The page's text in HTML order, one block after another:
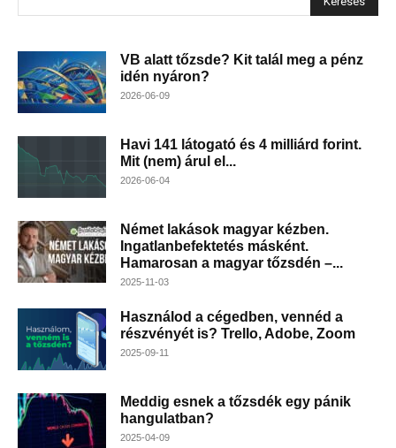
VB alatt tőzsde? Kit talál meg a pénz
idén nyáron?
2026-06-09
Havi 141 látogató és 4 milliárd forint.
Mit (nem) árul el...
2026-06-04
Német lakások magyar kézben.
Ingatlanbefektetés másként.
Hamarosan a magyar tőzsdén –...
2025-11-03
Használod a cégedben, vennéd a
részvényét is? Trello, Adobe, Zoom
2025-09-11
Meddig esnek a tőzsdék egy pánik
hangulatban?
2025-04-09